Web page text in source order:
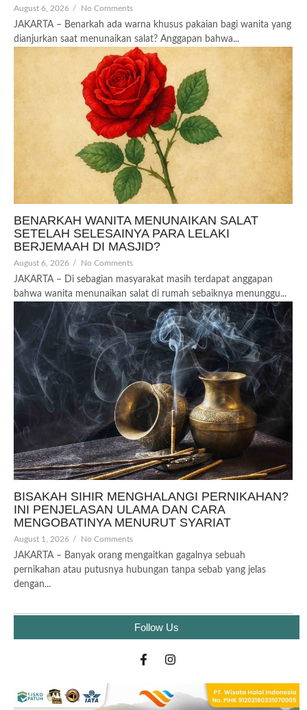
August 6, 2026 / No Comments
JAKARTA – Benarkah ada warna khusus pakaian bagi wanita yang
dianjurkan saat menunaikan salat? Anggapan bahwa...
BENARKAH WANITA MENUNAIKAN SALAT
SETELAH SELESAINYA PARA LELAKI
BERJEMAAH DI MASJID?
August 6, 2026 / No Comments
JAKARTA – Di sebagian masyarakat masih terdapat anggapan
bahwa wanita menunaikan salat di rumah sebaiknya menunggu...
BISAKAH SIHIR MENGHALANGI PERNIKAHAN?
INI PENJELASAN ULAMA DAN CARA
MENGOBATINYA MENURUT SYARIAT
August 1, 2026 / No Comments
JAKARTA – Banyak orang mengaitkan gagalnya sebuah
pernikahan atau putusnya hubungan tanpa sebab yang jelas
dengan...
Follow Us